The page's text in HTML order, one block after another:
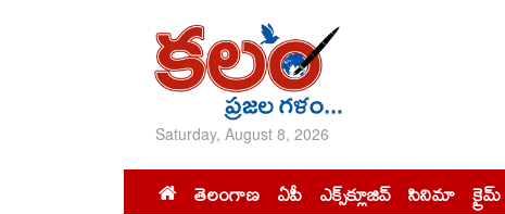
Saturday, August 8, 2026
తెలంగాణ ఏపీ ఎక్స్‌క్లూజివ్‌ సినిమా క్రైమ్